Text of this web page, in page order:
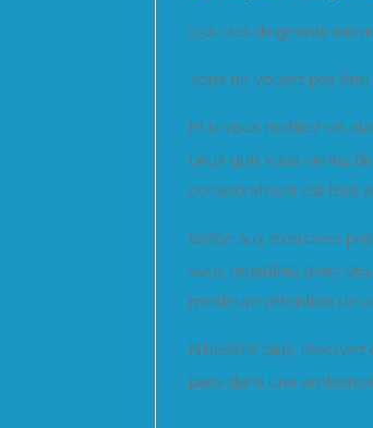
33% des dirigeants
Vous ne voulez pas
Et si vous mettiez en
ceux que vous venez
collaborateurs est tout
Grâce aux exercices
vous repartirez avec
meilleure rétention de
N’hésitez plus,
pairs dans une